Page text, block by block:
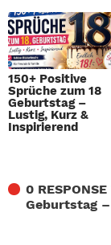
150+ Positive
Sprüche zum 18
Geburtstag –
Lustig, Kurz &
Inspirierend
0
Geburtstag